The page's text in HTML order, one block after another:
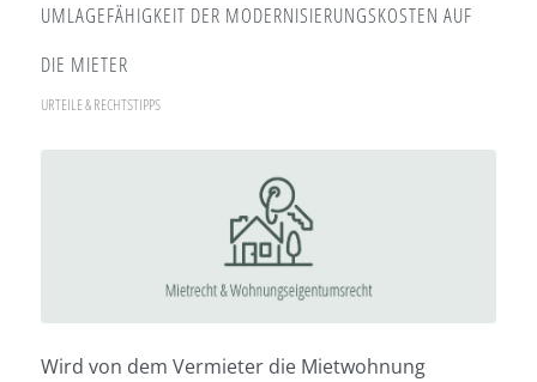
UMLAGEFÄHIGKEIT DER MODERNISIERUNGSKOSTEN AUF
DIE MIETER
URTEILE & RECHTSTIPPS
Wird von dem Vermieter die Mietwohnung